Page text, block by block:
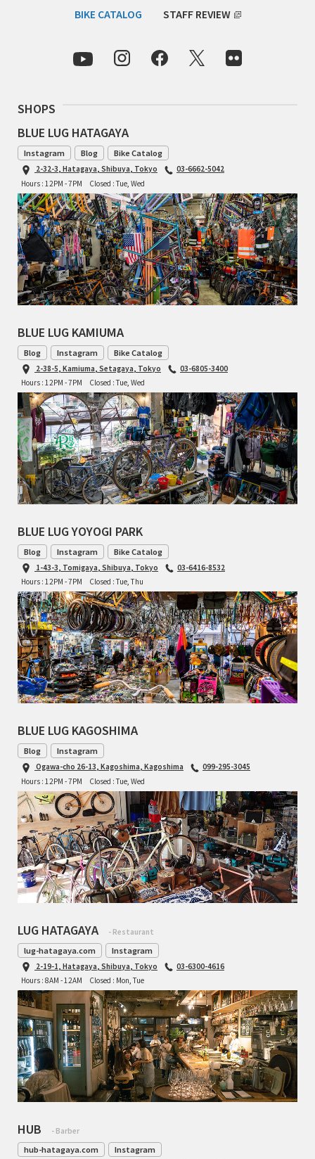
ROSKO
SINGULAR
SOMA Fabrications
SOULCRAFT CYCLES
SPEEDVAGEN
STRIDSLAND
TANGLEFOOT
TOMII CYCLES
UNVER
WILDE
BIKE CATALOG STAFF REVIEW
SHOPS
BLUE LUG HATAGAYA
Instagram Blog Bike Catalog
2-32-3, Hatagaya, Shibuya, Tokyo
03-6662-5042
Hours : 12PM - 7PM
Closed : Tue, Wed
BLUE LUG KAMIUMA
Blog Instagram Bike Catalog
2-38-5, Kamiuma, Setagaya, Tokyo
03-6805-3400
Hours : 12PM - 7PM
Closed : Tue, Wed
BLUE LUG YOYOGI PARK
Blog Instagram Bike Catalog
1-43-3, Tomigaya, Shibuya, Tokyo
03-6416-8532
Hours : 12PM - 7PM
Closed : Tue, Thu
BLUE LUG KAGOSHIMA
Blog Instagram
Ogawa-cho 26-13, Kagoshima, Kagoshima
099-295-3045
Hours : 12PM - 7PM
Closed : Tue, Wed
LUG HATAGAYA - Restaurant
lug-hatagaya.com Instagram
2-19-1, Hatagaya, Shibuya, Tokyo
03-6300-4616
Hours : 8AM - 12AM
Closed : Mon, Tue
HUB - Barber
hub-hatagaya.com Instagram